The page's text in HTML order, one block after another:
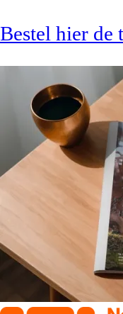
Bestel hier de